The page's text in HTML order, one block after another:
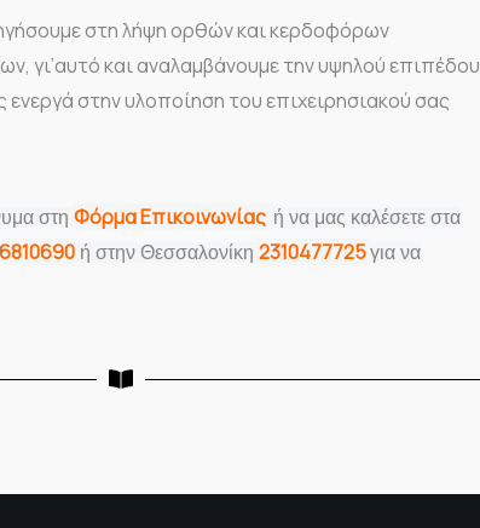
στη λήψη ορθών και κερδοφόρων
γι’αυτό και αναλαμβάνουμε την υψηλού επιπέδου
στην υλοποίηση του επιχειρησιακού σας
στη Φόρμα Επικοινωνίας ή να μας καλέσετε στα
ή στην Θεσσαλονίκη 2310477725για να